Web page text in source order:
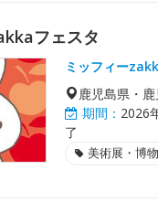
フェスタ
ミッフィー
鹿児島県・
期間： 2026
了
美術展・博